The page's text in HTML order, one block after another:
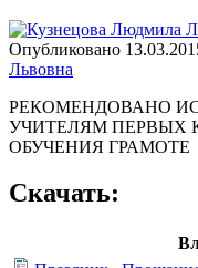
Опубликовано
Львовна
РЕКОМЕНДОВАНО
УЧИТЕЛЯМ ПЕРВЫХ
ОБУЧЕНИЯ ГРАМОТЕ
Скачать: